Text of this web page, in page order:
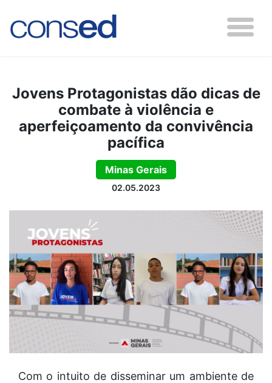
Jovens Protagonistas dão dicas de
combate à violência e
aperfeiçoamento da convivência
pacífica
Minas Gerais
02.05.2023
Com o intuito de disseminar um ambiente de